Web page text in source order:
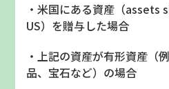
・米国にある資産（assets
US）を贈与した場合
・上記の資産が有形資産（
品、宝石など）の場合